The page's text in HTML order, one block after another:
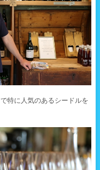
特に人気のあるシードルを